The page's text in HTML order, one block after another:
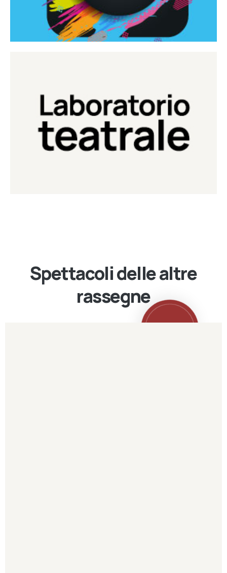
Laboratorio Teatrale
Laboratorio di teatro del Teatro Eduardo de Filippo
Continua
Spettacoli delle altre
rassegne